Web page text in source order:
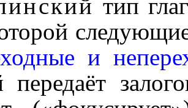
тип
и
передаёт